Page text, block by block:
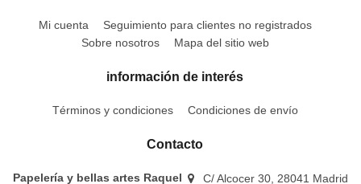
Mi cuenta
Seguimiento para clientes no registrados
Sobre nosotros
Mapa del sitio web
información de interés
Términos y condiciones Condiciones de envío
Contacto
Papelería y bellas artes Raquel C/ Alcocer 30, 28041 Madrid